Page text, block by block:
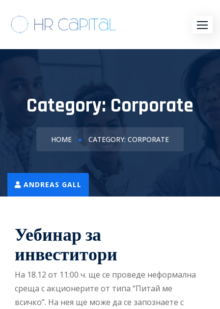
content
Category:Corporate
HOME CATEGORY: CORPORATE
Уебинар за
инвеститори
На 18.12 от 11:00 ч. ще се проведе неформална
среща с акционерите от типа “Питай ме
всичко”. На нея ще може да се запознаете с
ADMIN
ADMIN
ADMIN
ANDREAS GALL